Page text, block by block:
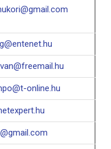
online.hu